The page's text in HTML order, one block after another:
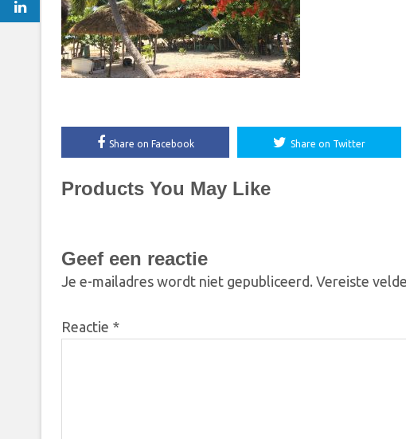
Share on Facebook Share on Twitter
Products You May Like
Geef een reactie
Je e-mailadres wordt niet gepubliceerd. Vereiste
Reactie *